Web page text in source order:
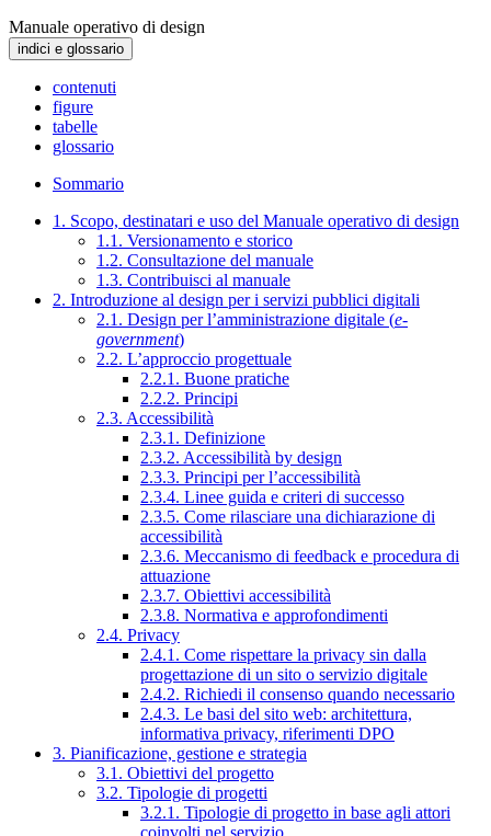
Manuale operativo di design
indici e glossario
contenuti
figure
tabelle
glossario
Sommario
1. Scopo, destinatari e uso del Manuale operativo di design
1.1. Versionamento e storico
1.2. Consultazione del manuale
1.3. Contribuisci al manuale
2. Introduzione al design per i servizi pubblici digitali
2.1. Design per l’amministrazione digitale (e-
government)
2.2. L’approccio progettuale
2.2.1. Buone pratiche
2.2.2. Principi
2.3. Accessibilità
2.3.1. Definizione
2.3.2. Accessibilità by design
2.3.3. Principi per l’accessibilità
2.3.4. Linee guida e criteri di successo
2.3.5. Come rilasciare una dichiarazione di
accessibilità
2.3.6. Meccanismo di feedback e procedura di
attuazione
2.3.7. Obiettivi accessibilità
2.3.8. Normativa e approfondimenti
2.4. Privacy
2.4.1. Come rispettare la privacy sin dalla
progettazione di un sito o servizio digitale
2.4.2. Richiedi il consenso quando necessario
2.4.3. Le basi del sito web: architettura,
informativa privacy, riferimenti DPO
3. Pianificazione, gestione e strategia
3.1. Obiettivi del progetto
3.2. Tipologie di progetti
3.2.1. Tipologie di progetto in base agli attori
coinvolti nel servizio